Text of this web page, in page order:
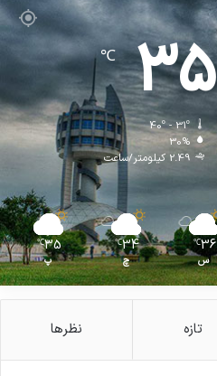
35
℃
40º - 31º
30%
2.49 کیلومتر/ساعت
36
℃
س
34
℃
چ
35
℃
پ
تازه نظرها